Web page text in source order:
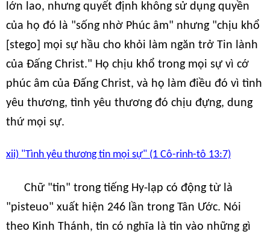
lớn lao, nhưng quyết định không sử dụng quyền
của họ đó là "sống nhờ Phúc âm" nhưng "chịu khổ
[stego] mọi sự hầu cho khỏi làm ngăn trở Tin lành
của Đấng Christ." Họ chịu khổ trong mọi sự vì cớ
phúc âm của Đấng Christ, và họ làm điều đó vì tình
yêu thương, tình yêu thương đó chịu đựng, dung
thứ mọi sự.
xii) "Tình yêu thương tin mọi sự" (1 Cô-rinh-tô 13:7)
Chữ "tin" trong tiếng Hy-lạp có động từ là
"pisteuo" xuất hiện 246 lần trong Tân Ước. Nói
theo Kinh Thánh, tin có nghĩa là tin vào những gì